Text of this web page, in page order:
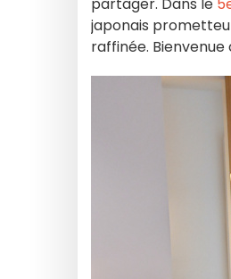
japonais
raffinée. Bienvenue